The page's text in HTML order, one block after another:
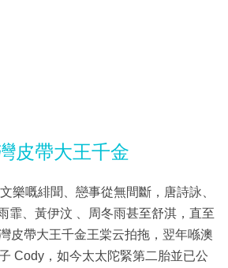
皮帶大王千金
樂嘅緋聞、戀事從無間斷，唐詩詠、
霏、黃伊汶 、周冬雨甚至舒淇，直至
皮帶大王千金王棠云拍拖，翌年喺澳
Cody，如今太太陀緊第二胎並已公